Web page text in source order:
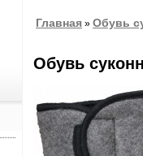
Главная » Обувь
Обувь